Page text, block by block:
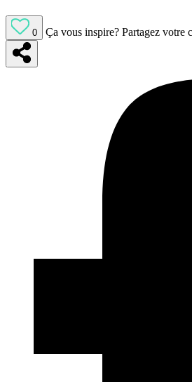
0 Ça vous inspire? Partagez votre